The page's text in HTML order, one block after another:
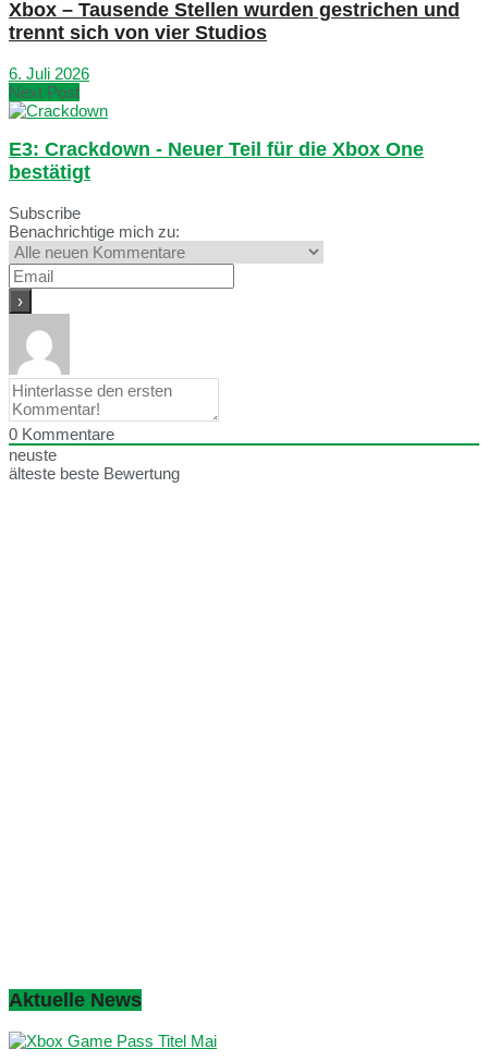
Xbox – Tausende Stellen wurden gestrichen und
trennt sich von vier Studios
6. Juli 2026
Next Post
E3: Crackdown - Neuer Teil für die Xbox One
bestätigt
Subscribe
Benachrichtige mich zu:
0 Kommentare
neuste
älteste beste Bewertung
Aktuelle News